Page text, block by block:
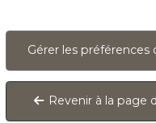
Gérer les préférences
Revenir à la page